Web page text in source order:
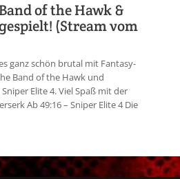
of the Hawk &
(Stream vom
ganz schön brutal mit Fantasy-
Band of the Hawk und
Elite 4. Viel Spaß mit der
Ab 49:16 – Sniper Elite 4 Die